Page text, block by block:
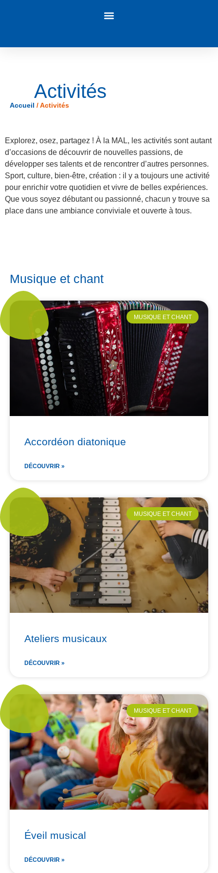
Activités
Accueil / Activités
Explorez, osez, partagez ! À la MAL, les activités sont autant
d’occasions de découvrir de nouvelles passions, de
développer ses talents et de rencontrer d’autres personnes.
Sport, culture, bien-être, création : il y a toujours une activité
pour enrichir votre quotidien et vivre de belles expériences.
Que vous soyez débutant ou passionné, chacun y trouve sa
place dans une ambiance conviviale et ouverte à tous.
Musique et chant
MUSIQUE ET CHANT
Accordéon diatonique
DÉCOUVRIR »
MUSIQUE ET CHANT
Ateliers musicaux
DÉCOUVRIR »
MUSIQUE ET CHANT
Éveil musical
DÉCOUVRIR »